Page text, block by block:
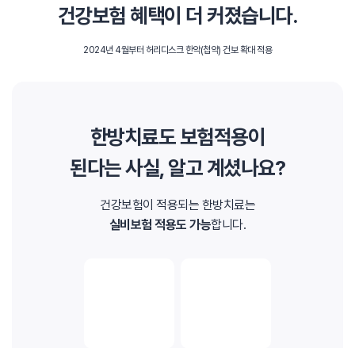
건강보험 혜택이 더 커졌습니다.
2024년 4월부터 허리디스크 한약(첩약) 건보 확대 적용
한방치료도 보험적용이
된다는 사실, 알고 계셨나요?
건강보험이 적용되는 한방치료는
실비보험 적용도 가능합니다.